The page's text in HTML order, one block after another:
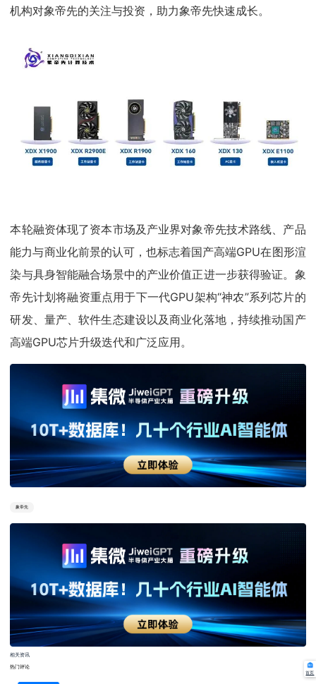
机构对象帝先的关注与投资，助力象帝先快速成长。
本轮融资体现了资本市场及产业界对象帝先技术路线、产品
能力与商业化前景的认可，也标志着国产高端GPU在图形渲
染与具身智能融合场景中的产业价值正进一步获得验证。象
帝先计划将融资重点用于下一代GPU架构“神农”系列芯片的
研发、量产、软件生态建设以及商业化落地，持续推动国产
高端GPU芯片升级迭代和广泛应用。
象帝先
相关资讯
热门评论
首页